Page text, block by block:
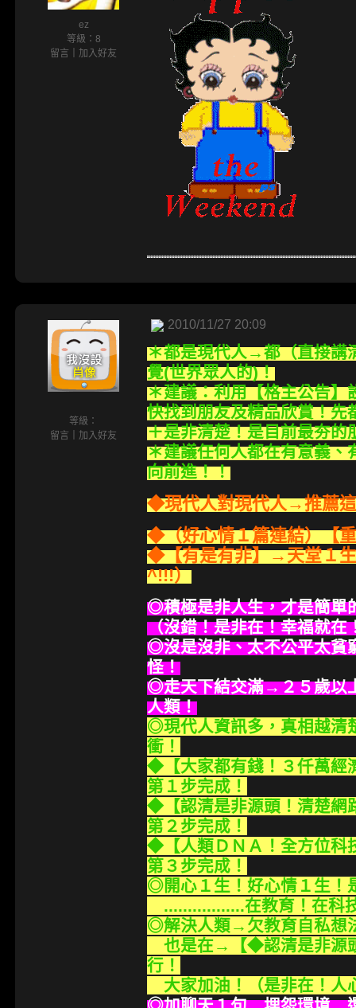
ez
等級：8
留言
加入好友
等級：
留言
加入好友
2010/11/27 20:09
＊都是現代人→都（直接講
覺(世界眾人的)！
＊建議：利用【格主公告】
快找到朋友及精品欣賞！
＋是非清楚！是目前最夯的
＊建議任何人都在有意義、
向前進！！
◆現代人對現代人→推薦
◆（好心情１篇連結）【
◆【有是有非】→天堂１
^!!!）
◎積極是非人生，才是簡單
（沒錯！是非在！幸福就在
◎沒是沒非、太不公平太貧
怪！
◎走天下結交滿→２５歲以
人類！
◎現代人資訊多，真相越清
衝！
◆【大家都有錢！３仟萬經
第１步完成！
◆【認清是非源頭！清楚網
第２步完成！
◆【人類ＤＮＡ！全方位科
第３步完成！
◎開心１生！好心情１生！
.................在教育！在科
◎解決人類→欠教育自私想
也是在→【◆認清是非源
行！
大家加油！（是非在！人